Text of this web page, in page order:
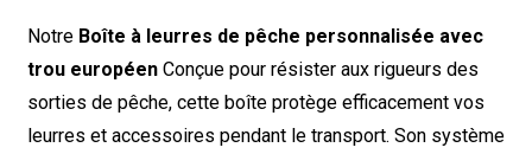
Notre Boîte à leurres de pêche personnalisée avec
trou européenConçue pour résister aux rigueurs des
sorties de pêche, cette boîte protège efficacement vos
leurres et accessoires pendant le transport. Son système